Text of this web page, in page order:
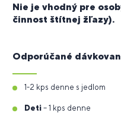
Nie je vhodný pre
činnost štítnej žľazy).
Odporúčané
1-2 kps denne s jedlom
Deti – 1 kps denne